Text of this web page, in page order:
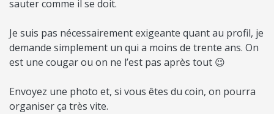
sauter comme il se doit.
Je suis pas nécessairement exigeante quant au profil, je
demande simplement un qui a moins de trente ans. On
est une cougar ou on ne l’est pas après tout 😉
Envoyez une photo et, si vous êtes du coin, on pourra
organiser ça très vite.